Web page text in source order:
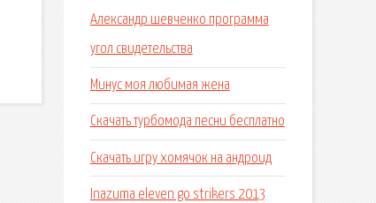
Александр шевченко программа
угол свидетельства
Минус моя любимая жена
Скачать турбомода песни бесплатно
Скачать игру хомячок на андроид
Inazuma eleven go strikers 2013